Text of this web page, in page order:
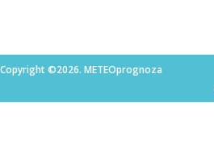
Copyright ©2026. METEOprognoza